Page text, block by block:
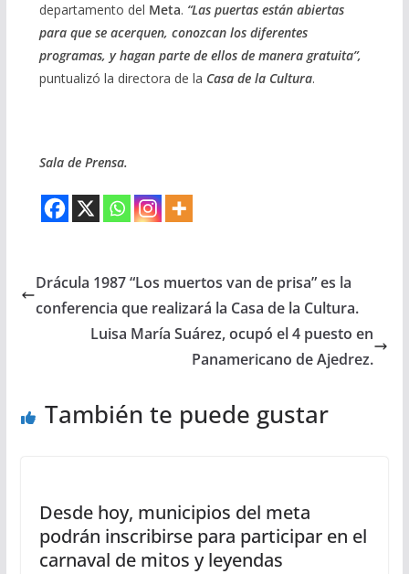
departamento del Meta. “Las puertas están abiertas
para que se acerquen, conozcan los diferentes
programas, y hagan parte de ellos de manera gratuita”,
puntualizó la directora de la Casa de la Cultura.
Sala de Prensa.
Drácula 1987 “Los muertos van de prisa” es la
conferencia que realizará la Casa de la Cultura.
Luisa María Suárez, ocupó el 4 puesto en
Panamericano de Ajedrez.
También te puede gustar
Desde hoy, municipios del meta
podrán inscribirse para participar en el
carnaval de mitos y leyendas